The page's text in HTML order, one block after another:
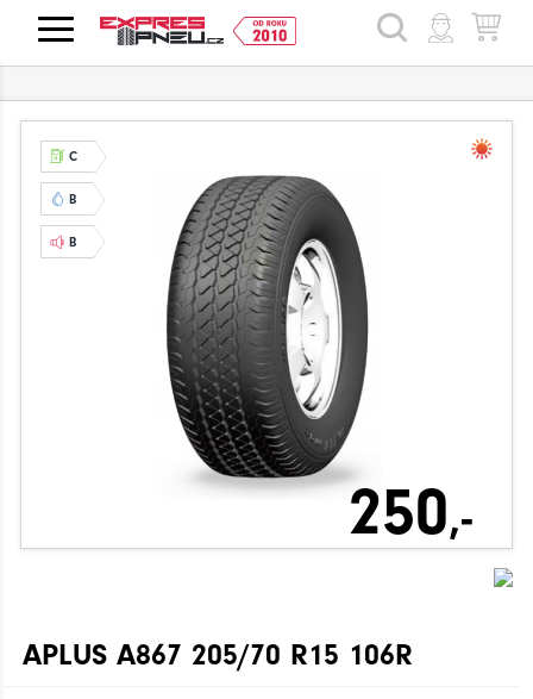
HLEDAT
C
B
B
250,-
APLUS A867 205/70 R15 106R